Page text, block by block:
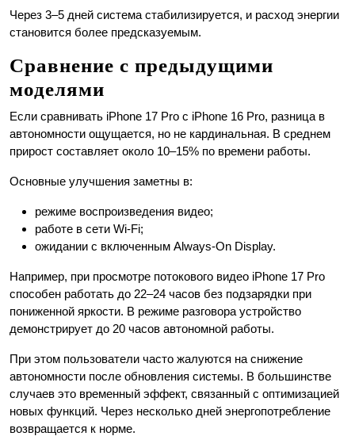
Через 3–5 дней система стабилизируется, и расход энергии
становится более предсказуемым.
Сравнение с предыдущими
моделями
Если сравнивать iPhone 17 Pro с iPhone 16 Pro, разница в
автономности ощущается, но не кардинальная. В среднем
прирост составляет около 10–15% по времени работы.
Основные улучшения заметны в:
режиме воспроизведения видео;
работе в сети Wi-Fi;
ожидании с включенным Always-On Display.
Например, при просмотре потокового видео iPhone 17 Pro
способен работать до 22–24 часов без подзарядки при
пониженной яркости. В режиме разговора устройство
демонстрирует до 20 часов автономной работы.
При этом пользователи часто жалуются на снижение
автономности после обновления системы. В большинстве
случаев это временный эффект, связанный с оптимизацией
новых функций. Через несколько дней энергопотребление
возвращается к норме.